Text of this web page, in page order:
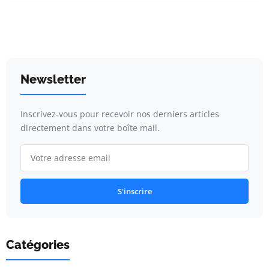
Newsletter
Inscrivez-vous pour recevoir nos derniers articles
directement dans votre boîte mail.
S'inscrire
Catégories